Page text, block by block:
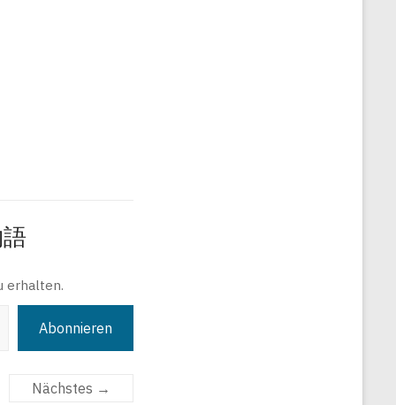
erhalten.
Abonnieren
Nächstes →